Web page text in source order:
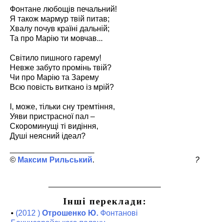
Фонтане любощів печальний!
Я також мармур твій питав;
Хвалу почув країні дальній;
Та про Марію ти мовчав...
Світило пишного гарему!
Невже забуто промінь твій?
Чи про Марію та Зарему
Всю повість виткано із мрій?
І, може, тільки сну тремтіння,
Уяви пристрасної пал –
Скороминущі ті видіння,
Душі неясний ідеал?
Максим Рильський ?
Інші переклади:
• (2012 ) Отрошенко Ю. Фонтанові